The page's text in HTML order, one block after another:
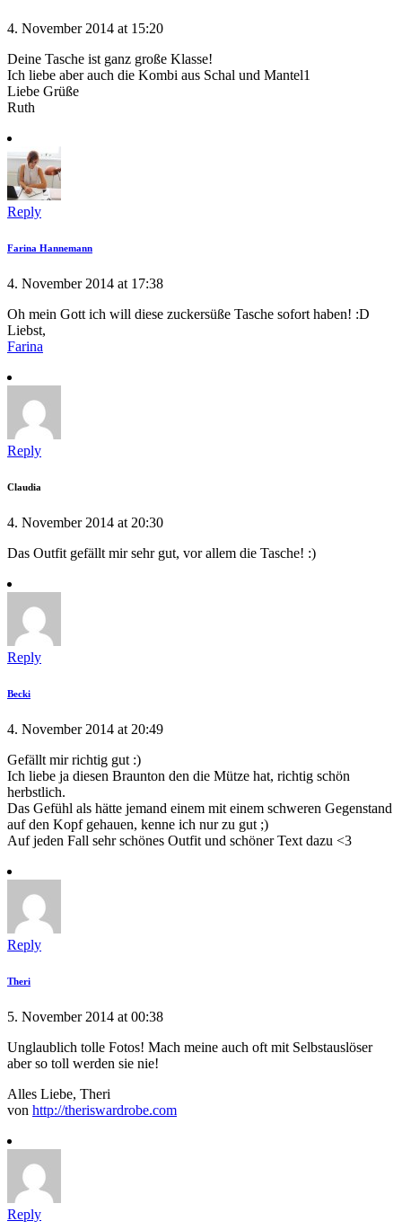
4. November 2014 at 15:20
Deine Tasche ist ganz große Klasse!
Ich liebe aber auch die Kombi aus Schal und Mantel1
Liebe Grüße
Ruth
Reply
Farina Hannemann
4. November 2014 at 17:38
Oh mein Gott ich will diese zuckersüße Tasche sofort haben! :D
Liebst,
Farina
Reply
Claudia
4. November 2014 at 20:30
Das Outfit gefällt mir sehr gut, vor allem die Tasche! :)
Reply
Becki
4. November 2014 at 20:49
Gefällt mir richtig gut :)
Ich liebe ja diesen Braunton den die Mütze hat, richtig schön
herbstlich.
Das Gefühl als hätte jemand einem mit einem schweren Gegenstand
auf den Kopf gehauen, kenne ich nur zu gut ;)
Auf jeden Fall sehr schönes Outfit und schöner Text dazu <3
Reply
Theri
5. November 2014 at 00:38
Unglaublich tolle Fotos! Mach meine auch oft mit Selbstauslöser
aber so toll werden sie nie!
Alles Liebe, Theri
von http://theriswardrobe.com
Reply